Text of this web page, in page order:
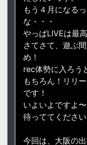
もう４月になる
な・・・
やっぱLIVEは最
さてさて、遊ぶ
め！
rec体勢に入ろう
もちろん！リリ
です！
いよいよですよ
待っててください
今回は、大阪の